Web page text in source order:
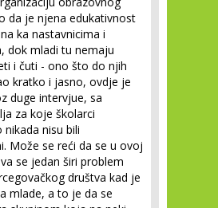
da je njena edukativnost
ka nastavnicima i
dok mladi tu nemaju
i čuti - ono što do njih
kratko i jasno, ovdje je
duge intervjue, sa
za koje školarci
nisu bili
Može se reći da se u ovoj
se jedan širi problem
društva kad je
mlade, a to je da se